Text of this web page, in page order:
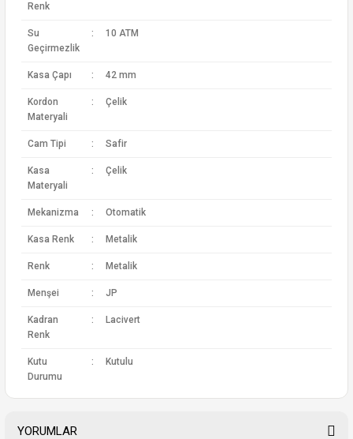
Renk
Su
Geçirmezlik
: 10 ATM
Kasa Çapı : 42 mm
Kordon
Materyali
: Çelik
Cam Tipi : Safir
Kasa
Materyali
: Çelik
Mekanizma : Otomatik
Kasa Renk : Metalik
Renk : Metalik
Menşei : JP
Kadran
Renk
: Lacivert
Kutu
Durumu
: Kutulu
YORUMLAR